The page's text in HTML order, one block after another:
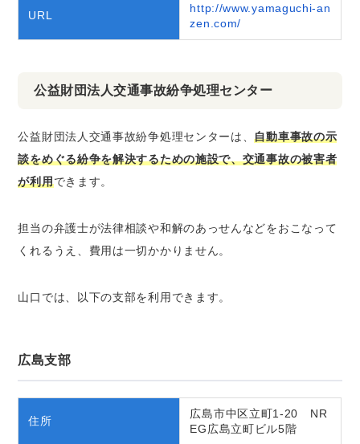
URL
http://www.yamaguchi-an
zen.com/
公益財団法人交通事故紛争処理センター
公益財団法人交通事故紛争処理センターは、自動車事故の示
談をめぐる紛争を解決するための施設で、交通事故の被害者
が利用できます。
担当の弁護士が法律相談や和解のあっせんなどをおこなって
くれるうえ、費用は一切かかりません。
山口では、以下の支部を利用できます。
広島支部
住所
広島市中区立町1-20 NR
EG広島立町ビル5階